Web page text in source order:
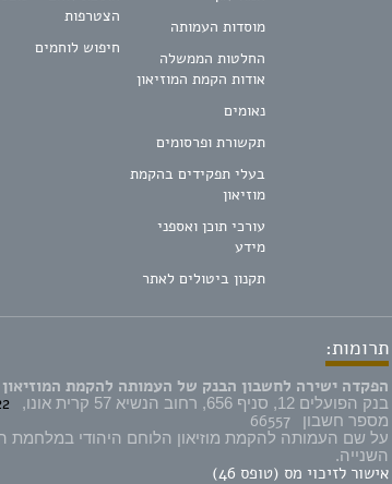
מוסדות העמותה
החלטות הממשלה
אודות הקמת המוזיאון
נאומים
תקשורת ופרסומים
בעלי תפקידים בהקמת
מוזיאון
עורכי תוכן ואספני
מידע
תקנון ביטולים לאתר
הצטרפות
חיפוש לוחמים
תרומות:
הפקדה ישירה לחשבון הבנק של העמותה להקמת המוזיאון
בנק הפועלים 12, סניף 656, רחוב הנשיא 57 קרית אונו,
מספר חשבון 66557
על שם העמותה להקמת מוזיאון הלוחם היהודי במלחמת
השנייה.
אישור לזיכוי מס (טופס 46)